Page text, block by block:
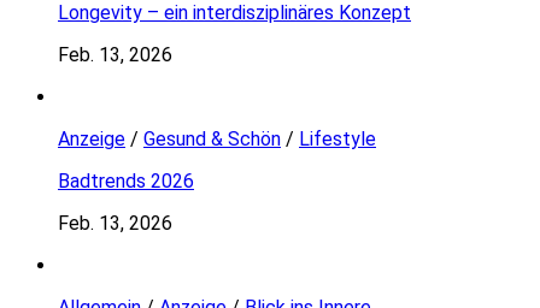
Longevity – ein interdisziplinäres Konzept
Feb. 13, 2026
Anzeige / Gesund & Schön / Lifestyle
Badtrends 2026
Feb. 13, 2026